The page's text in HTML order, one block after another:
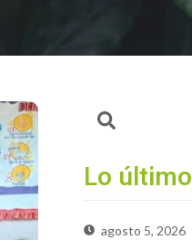
Lo último
agosto 5, 2026